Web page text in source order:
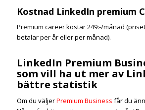
Kostnad LinkedIn premium
Premium career kostar 249:-/månad
betalar per år eller per månad).
LinkedIn Premium
som vill ha ut mer av
bättre statistik
Om du väljerPremium Business får du